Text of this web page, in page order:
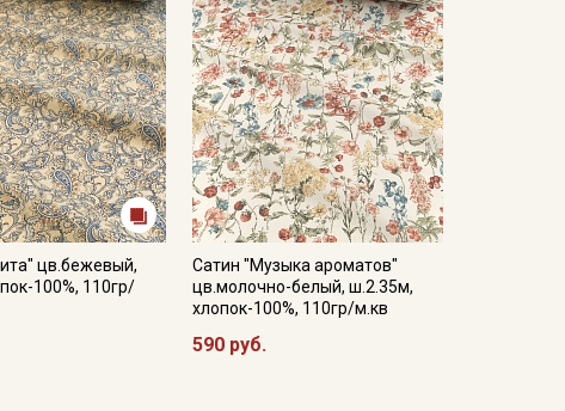
цв.бежевый,
100%, 110гр/
Сатин "Музыка ароматов"
цв.молочно-белый, ш.2.35м,
хлопок-100%, 110гр/м.кв
590 руб.